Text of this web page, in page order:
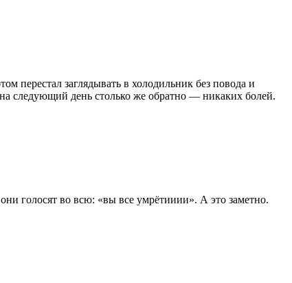
перестал заглядывать в холодильник без повода и
следующий день столько же обратно — никаких болей.
голосят во всю: «вы все умрётииии». А это заметно.